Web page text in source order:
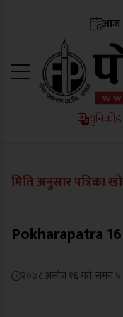
आज
युनिकोड
मिति अनुसार पत्रिका
Pokharapatra
२०७८ असोज १६ गते, समय